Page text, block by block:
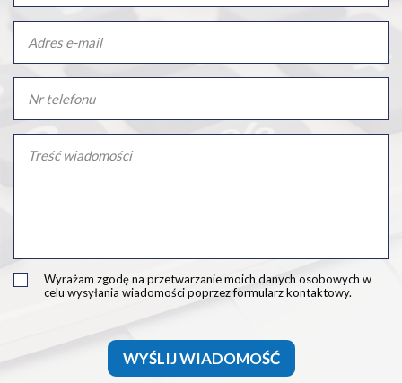
Wyrażam zgodę na przetwarzanie moich danych osobowych w
celu wysyłania wiadomości poprzez formularz kontaktowy.
WYŚLIJ WIADOMOŚĆ